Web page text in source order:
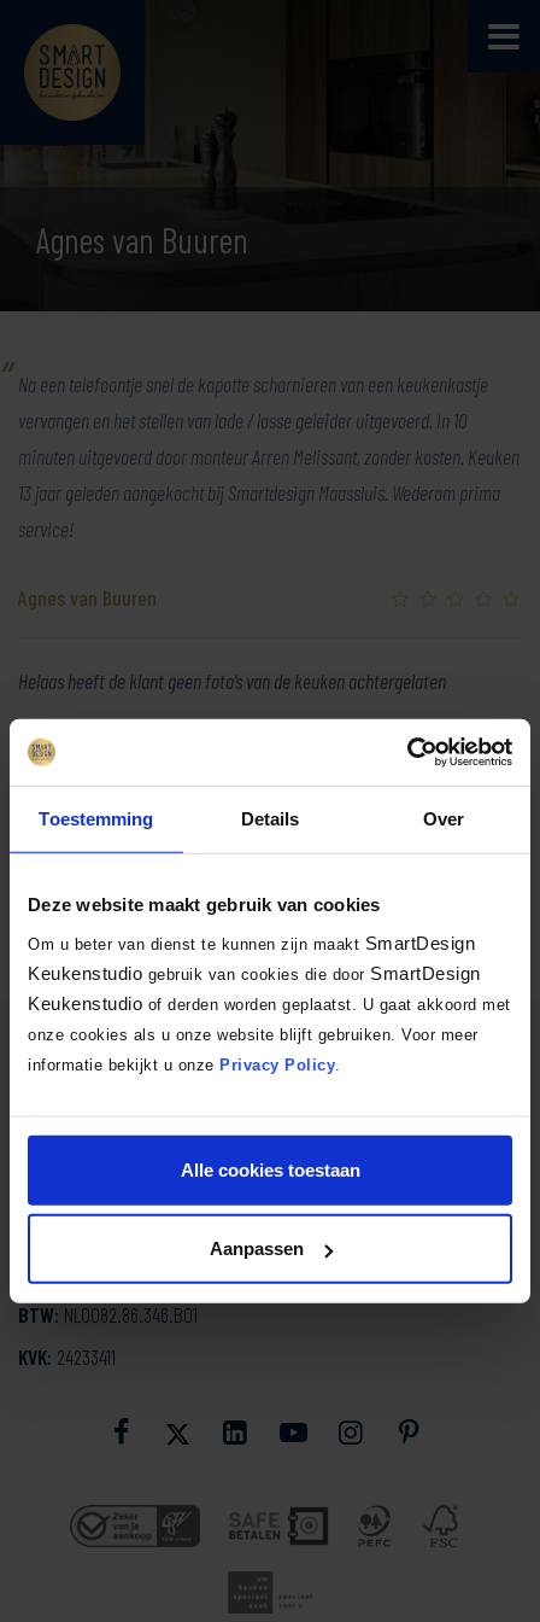
Toestemming Details Over
Deze website maakt gebruik van cookies
Om u beter van dienst te kunnen zijn maakt SmartDesign
Keukenstudio gebruik van cookies die door SmartDesign
Keukenstudio of derden worden geplaatst. U gaat akkoord met
onze cookies als u onze website blijft gebruiken. Voor meer
informatie bekijkt u onze Privacy Policy
Alle cookies toestaan
Aanpassen
Agnes van Buuren
Na een telefoontje snel de kapotte scharnieren van een keukenkastje
vervangen en het stellen van lade / losse geleider uitgevoerd. In 10
minuten uitgevoerd door monteur Arren Melissant, zonder kosten. Keuken
13 jaar geleden aangekocht bij Smartdesign Maassluis. Wederom prima
service!
Agnes van Buuren
Helaas heeft de klant geen foto’s van de keuken achtergelaten
Terug naar overzicht
SmartDesign Keukenstudio
E:info@smartdesign.nl
BTW: NL0082.86.346.B01
KVK: 24233411